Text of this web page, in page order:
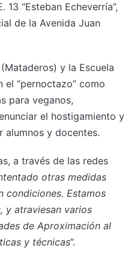
“Esteban Echeverría”,
de la Avenida Juan
y la Escuela
el “pernoctazo” como
para veganos,
el hostigamiento y
alumnos y docentes.
a través de las redes
otras medidas
condiciones. Estamos
y atraviesan varios
de Aproximación al
y técnicas”.